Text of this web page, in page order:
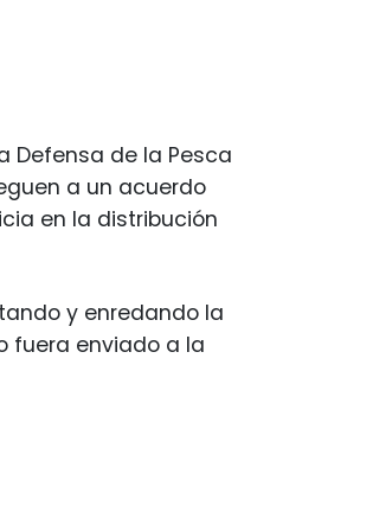
Defensa de la Pesca
a un acuerdo
en la distribución
y enredando la
fuera enviado a la